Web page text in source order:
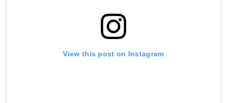
View this post on Instagram